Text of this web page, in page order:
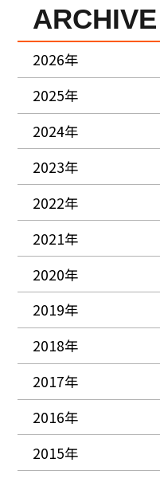
ARCHIVE
2026年
2025年
2024年
2023年
2022年
2021年
2020年
2019年
2018年
2017年
2016年
2015年